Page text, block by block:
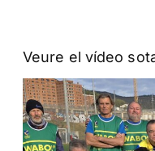
Veure el vídeo